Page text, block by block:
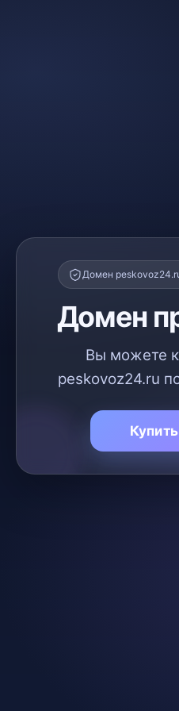
Домен
Домен
Вы можете
peskovoz24.ru